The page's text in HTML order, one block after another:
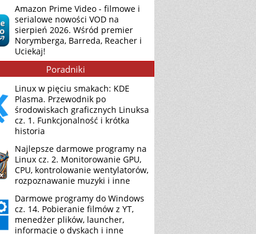
Amazon Prime Video - filmowe i
serialowe nowości VOD na
sierpień 2026. Wśród premier
Norymberga, Barreda, Reacher i
Uciekaj!
Poradniki
Linux w pięciu smakach: KDE
Plasma. Przewodnik po
środowiskach graficznych Linuksa
cz. 1. Funkcjonalność i krótka
historia
Najlepsze darmowe programy na
Linux cz. 2. Monitorowanie GPU,
CPU, kontrolowanie wentylatorów,
rozpoznawanie muzyki i inne
Darmowe programy do Windows
cz. 14. Pobieranie filmów z YT,
menedżer plików, launcher,
informacje o dyskach i inne